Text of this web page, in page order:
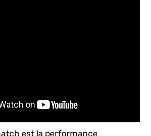
est la performance